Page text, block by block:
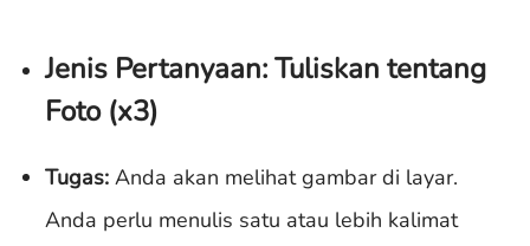
Jenis Pertanyaan: Tuliskan tentang
Foto (x3)
Tugas: Anda akan melihat gambar di layar.
Anda perlu menulis satu atau lebih kalimat